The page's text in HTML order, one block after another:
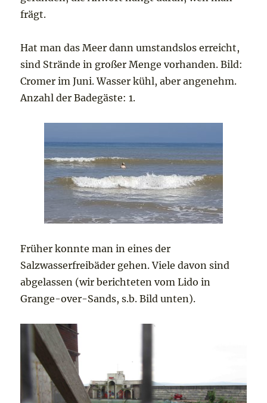
frägt.
Hat man das Meer dann umstandslos erreicht,
sind Strände in großer Menge vorhanden. Bild:
Cromer im Juni. Wasser kühl, aber angenehm.
Anzahl der Badegäste: 1.
Früher konnte man in eines der
Salzwasserfreibäder gehen. Viele davon sind
abgelassen (wir berichteten vom Lido in
Grange-over-Sands, s.b. Bild unten).